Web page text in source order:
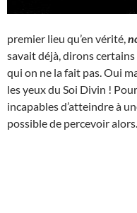
premier lieu qu’en vérité,
savait déjà, dirons certains
qui on ne la fait pas. Oui
les yeux du Soi Divin !
incapables d’atteindre à
possible de percevoir alors.